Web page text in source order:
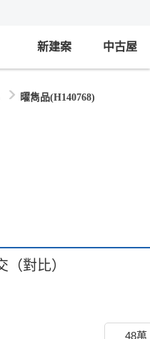
新建案 中古屋
曜雋品(H140768)